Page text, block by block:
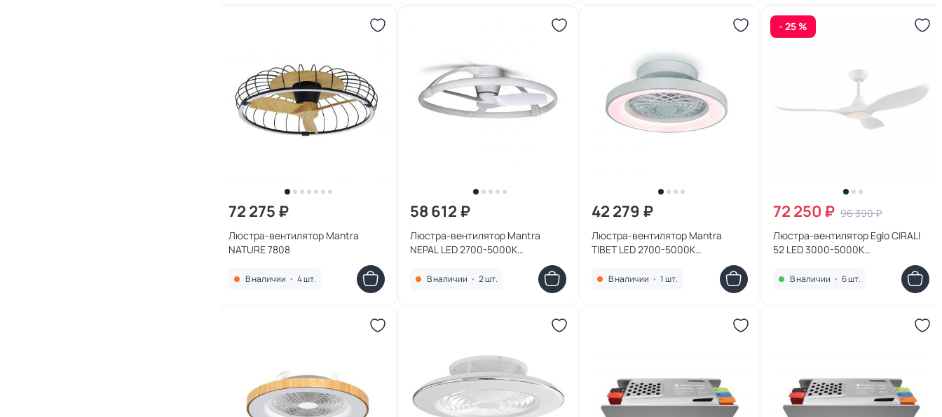
72 275 ₽
Люстра-вентилятор Mantra
NATURE 7808
В наличии • 4 шт.
58 612 ₽
Люстра-вентилятор Mantra
NEPAL LED 2700-5000К
(теплый,белый,холодный) 7801
В наличии • 2 шт.
42 279 ₽
Люстра-вентилятор Mantra
TIBET LED 2700-5000К
(теплый,белый,холодный) 7804
В наличии • 1 шт.
- 25 %
72 250 ₽ 96 390 ₽
Люстра-вентилятор Eglo CIRALI
52 LED 3000-5000К
(теплый,белый,холодный) 35006
В наличии • 6 шт.